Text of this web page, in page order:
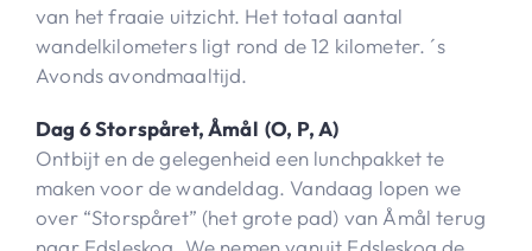
van het fraaie uitzicht. Het totaal aantal
wandelkilometers ligt rond de 12 kilometer. ´s
Avonds avondmaaltijd.
Dag 6 Storspåret, Åmål (O, P, A)
Ontbijt en de gelegenheid een lunchpakket te
maken voor de wandeldag. Vandaag lopen we
over “Storspåret” (het grote pad) van Åmål terug